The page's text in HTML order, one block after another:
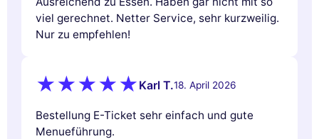
viel gerechnet. Netter Service, sehr kurzweilig.
Nur zu empfehlen!
Karl T.18. April 2026
Bestellung E-Ticket sehr einfach und gute
Menueführung.